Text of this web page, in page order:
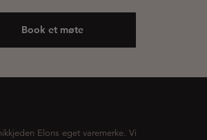
Book et møte
Elons eget varemerke. Vi